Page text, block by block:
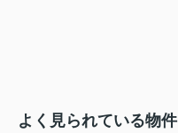
よく見られている物件